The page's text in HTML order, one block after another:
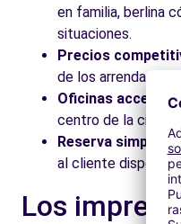
en familia, berlina
situaciones.
Precios
de los
Oficinas
centro de la
Reserva
al cliente
Los